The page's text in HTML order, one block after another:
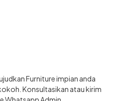
Furniture impian anda
Konsultasikan atau kirim